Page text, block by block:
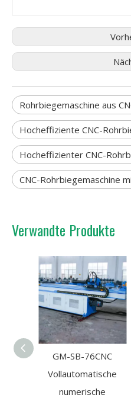
Rohrbiegemaschine aus
Hocheffiziente CNC-
Hocheffizienter CNC-
CNC-Rohrbiegemaschine
Verwandte Produkte
GM-SB-76CNC
Vollautomatische
numerische